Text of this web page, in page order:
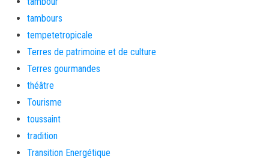
tambours
tempetetropicale
Terres de patrimoine et de culture
Terres gourmandes
théâtre
Tourisme
toussaint
tradition
Transition Energétique